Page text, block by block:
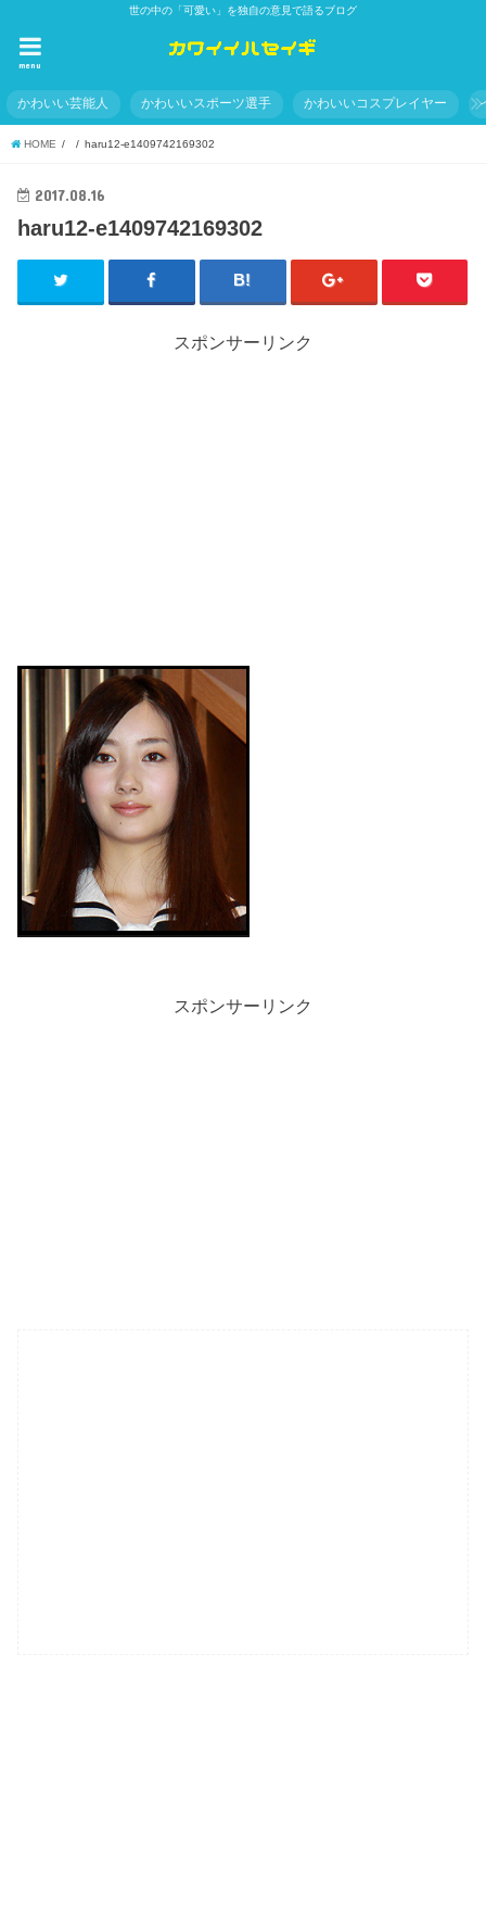
世の中の「可愛い」を独自の意見で語るブログ
menu
かわいい芸能人 かわいいスポーツ選手 かわいいコスプレイヤー
HOME haru12-e1409742169302
2017.08.16
haru12-e1409742169302
スポンサーリンク
スポンサーリンク